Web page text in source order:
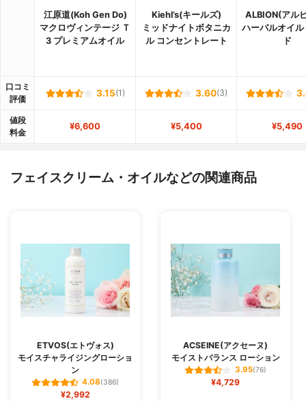
江原道(Koh Gen Do)
マクロヴィンテージ Ｔ
3 プレミアムオイル
Kiehl’s(キールズ)
ミッドナイトボタニカ
ル コンセントレート
ALBION(アル
ハーバルオイル
ド
口コミ
評価
3.15(1) 3.60(3)
値段
料金
¥6,600 ¥5,400 ¥5,490
フェイスクリーム・オイルなどの関連商品
ETVOS(エトヴォス)
モイスチャライジングローショ
ン
4.08(386)
¥2,992
ACSEINE(アクセーヌ)
モイストバランス ローション
3.95(76)
¥4,729